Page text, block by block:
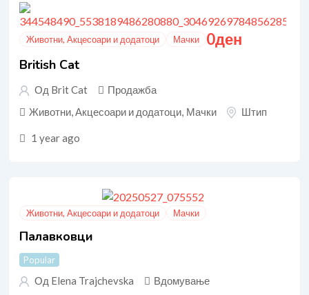
Животни, Акцесоари и додатоци Мачки 0ден
British Cat
Од Brit Cat
Продажба
Животни, Акцесоари и додатоци Мачки Штип
1 year ago
Животни, Акцесоари и додатоци Мачки
Палавковци
Popular
Од Elena Trajchevska
Вдомување